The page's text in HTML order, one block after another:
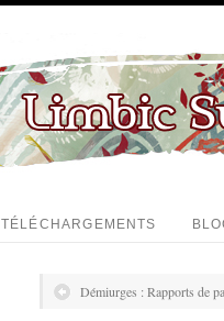
TÉLÉCHARGEMENTS
Démiurges : Rapports de